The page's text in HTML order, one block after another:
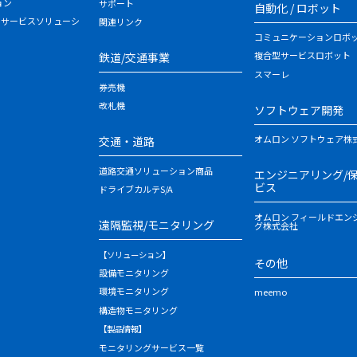
ービスソリューシ
サポート
関連リンク
鉄道/交通事業
券売機
改札機
交通・道路
道路交通ソリューション商品
ドライブカルテS/A
遠隔監視/モニタリング
【ソリューション】
設備モニタリング
環境モニタリング
構造物モニタリング
【製品情報】
モニタリングサービス一覧
自動化 / ロボット
コミュニケーションロボ
複合型サービスロボット
スマーレ
ソフトウェア開発
オムロン ソフトウェア株
エンジニアリング/
ビス
オムロン フィールドエン
グ株式会社
その他
meemo